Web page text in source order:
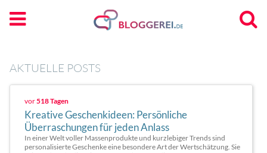
AKTUELLE POSTS
vor518 Tagen
Kreative Geschenkideen: Persönliche
Überraschungen für jeden Anlass
In einer Welt voller Massenprodukte und kurzlebiger Trends sind
personalisierte Geschenke eine besondere Art der Wertschätzung. Sie